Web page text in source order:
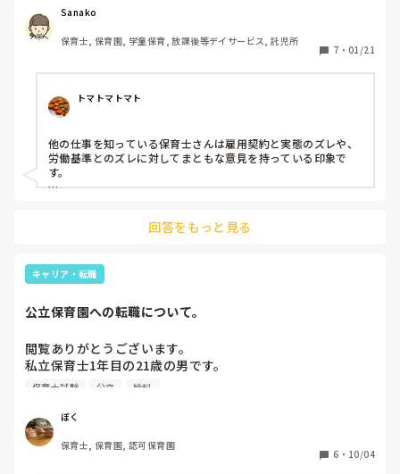
大学や専門学校で保育士免許を取得されてきている方からの
ご回答がありますと幸いです。
免許を取得しました。
教員免許状は大学で取得をし、学童保育で働くための認定資
ッターなど、子どもたちと関わる仕事はしてきました。
その後、未経験者歓迎の小規模園にパートで仕事をする中で
実際になにか指摘されたことや陰で言われてると思った場面
方からすると、独学で免許を取得した人に対して
どんな場面で思ったのか
逆に流石だなって思った場面もありましたら
Sanako
保育士, 保育園, 学童保育, 放課後等デイサービス, 託児所
7 ・ 01/21
トマトマトマト
他の仕事を知っている保育士さんは雇用契約と実態のズレや、
労働基準とのズレに対してまともな意見を持っている印象で
す。
で、、、危険はないけど3Kキツイ汚い給料安い。それでも続け
使えないという判断ではないですが、手遊び、集団あそび、工
学にはありました。そんな実体験による子ども心を思い出す作
む、楽しませて夢中にさせる、ような保育内容がくりだせるの
かなぁと思うことはあります。
回答をもっと見る
キャリア・転職
公立保育園への転職について。
閲覧ありがとうございます。
私立保育士1年目の21歳の男です。
今働いてる保育園の手取りは約15万ほどで、加入保険は健
家賃などの支払いで、今のままの給料ではあまり貯金もでき
ず、公立保育園への転職を考えています。
保育士試験 公立 給料
ぼく
保育士, 保育園, 認可保育園
6 ・ 10/04